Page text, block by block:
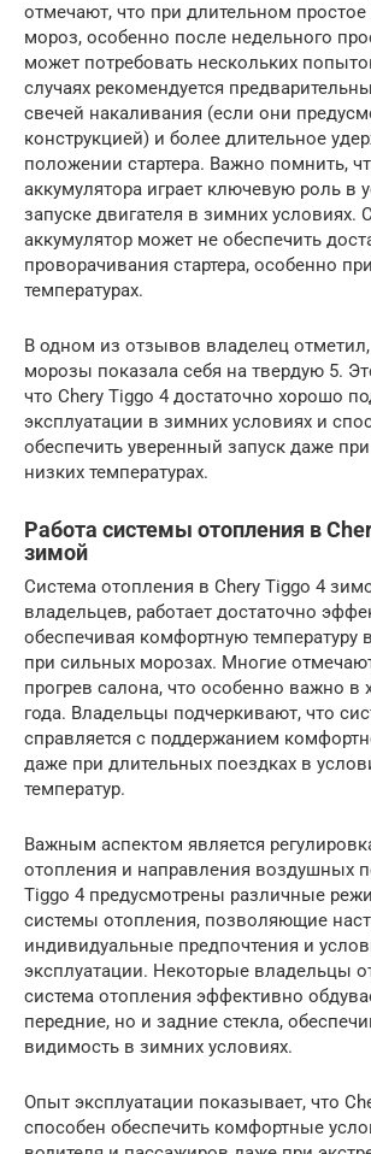
отмечают, что при длительном
мороз, особенно после недельного
может потребовать нескольких
случаях рекомендуется
свечей накаливания (если они
конструкцией) и более длительное
положении стартера. Важно помнить,
аккумулятора играет ключевую роль в
запуске двигателя в зимних условиях.
аккумулятор может не обеспечить
проворачивания стартера, особенно
температурах.
В одном из отзывов владелец
морозы показала себя на твердую 5.
что Chery Tiggo 4 достаточно хорошо
эксплуатации в зимних условиях и
обеспечить уверенный запуск даже
низких температурах.
Работа системы отопления в
зимой
Система отопления в Chery Tiggo 4
владельцев, работает достаточно
обеспечивая комфортную температуру
при сильных морозах. Многие
прогрев салона, что особенно важно в
года. Владельцы подчеркивают, что
справляется с поддержанием
даже при длительных поездках в
температур.
Важным аспектом является
отопления и направления воздушных
Tiggo 4 предусмотрены различные
системы отопления, позволяющие
индивидуальные предпочтения и
эксплуатации. Некоторые владельцы
система отопления эффективно
передние, но и задние стекла,
видимость в зимних условиях.
Опыт эксплуатации показывает, что
способен обеспечить комфортные